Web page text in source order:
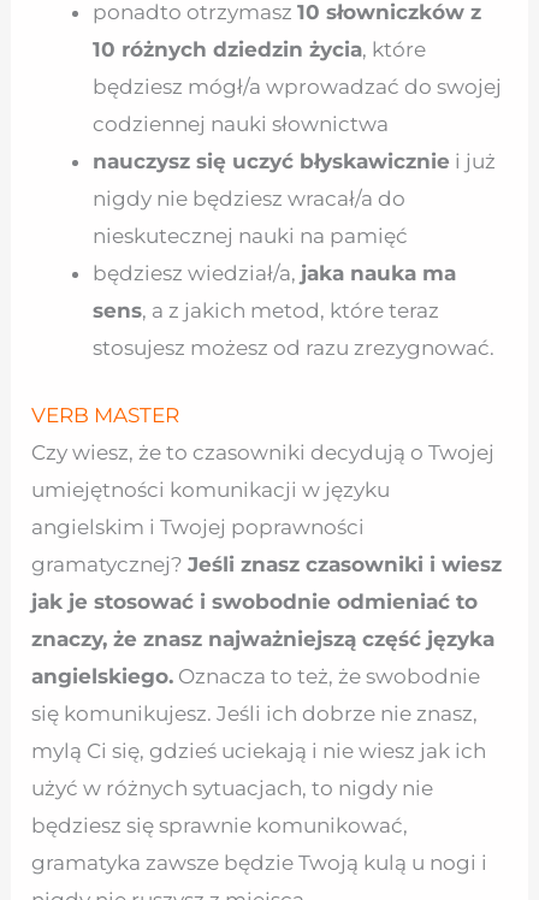
ponadto otrzymasz10 słowniczków z
10 różnych dziedzin życia, które
będziesz mógł/a wprowadzać do swojej
codziennej nauki słownictwa
nauczysz się uczyć błyskawicznie i już
nigdy nie będziesz wracał/a do
nieskutecznej nauki na pamięć
będziesz wiedział/a, jaka nauka ma
sens, a z jakich metod, które teraz
stosujesz możesz od razu zrezygnować.
VERB MASTER
Czy wiesz, że to czasowniki decydują o Twojej
umiejętności komunikacji w języku
angielskim i Twojej poprawności
gramatycznej?Jeśli znasz czasowniki i wiesz
jak je stosować i swobodnie odmieniać to
znaczy, że znasz najważniejszą część języka
angielskiego. Oznacza to też, że swobodnie
się komunikujesz. Jeśli ich dobrze nie znasz,
mylą Ci się, gdzieś uciekają i nie wiesz jak ich
użyć w różnych sytuacjach, to nigdy nie
będziesz się sprawnie komunikować,
gramatyka zawsze będzie Twoją kulą u nogi i